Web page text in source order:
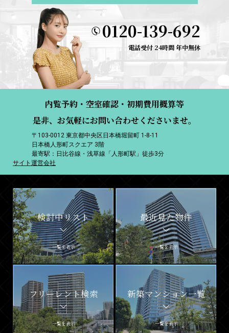
0120-139-692
電話受付 24時間 年中無休
内覧予約・空室確認・初期費用概算等
是非、お気軽にお問い合わせくださいませ。
〒103-0012 東京都中央区日本橋堀留町 1-8-11
日本橋人形町スクエア 3階
最寄駅：日比谷線・浅草線「人形町駅」徒歩3分
サイト運営会社
検討中リスト
一覧を表示
最近見た物件
一覧を表示
フリーレント検索
一覧を表示
新築マンション一覧
一覧を表示